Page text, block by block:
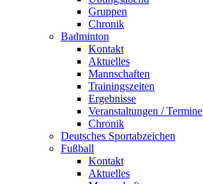
Gruppen
Chronik
Badminton
Kontakt
Aktuelles
Mannschaften
Trainingszeiten
Ergebnisse
Veranstaltungen / Termine
Chronik
Deutsches Sportabzeichen
Fußball
Kontakt
Aktuelles